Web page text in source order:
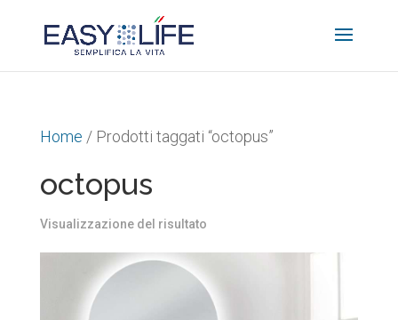
Home / Prodotti taggati “octopus”
octopus
Visualizzazione del risultato